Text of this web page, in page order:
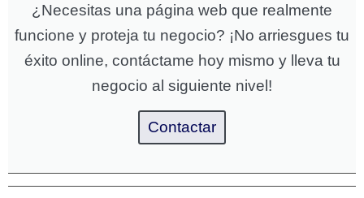
¿Necesitas una página web que realmente
funcione y proteja tu negocio? ¡No arriesgues tu
éxito online, contáctame hoy mismo y lleva tu
negocio al siguiente nivel!
Contactar